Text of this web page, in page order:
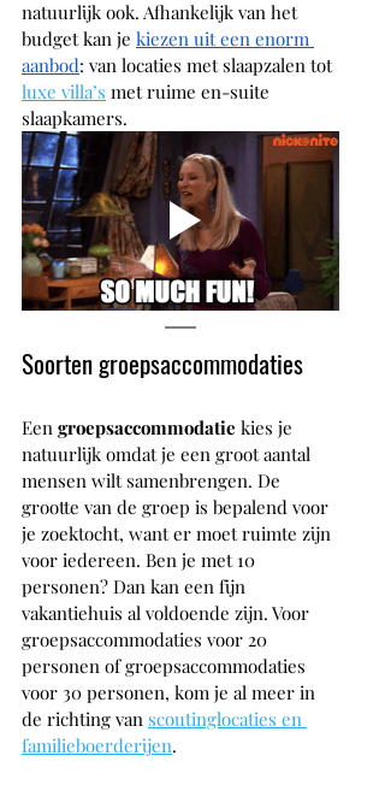
natuurlijk ook. Afhankelijk van het
budget kan je kiezen uit een enorm
aanbod: van locaties met slaapzalen tot
luxe villa’s met ruime en-suite
slaapkamers.
Soorten groepsaccommodaties
Een groepsaccommodatie kies je
natuurlijk omdat je een groot aantal
mensen wilt samenbrengen. De
grootte van de groep is bepalend voor
je zoektocht, want er moet ruimte zijn
voor iedereen. Ben je met 10
personen? Dan kan een fijn
vakantiehuis al voldoende zijn. Voor
groepsaccommodaties voor 20
personen of groepsaccommodaties
voor 30 personen, kom je al meer in
de richting van scoutinglocaties en
familieboerderijen.